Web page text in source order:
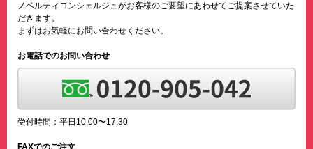
ノベルティコンシェルジュがお客様のご要望にあわせてご提案させていた
だきます。
まずはお気軽にお問い合わせください。
お電話でのお問い合わせ
受付時間：平日10:00〜17:30
FAXでのご注文